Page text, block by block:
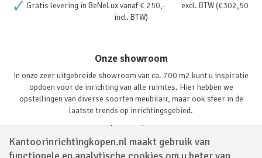
Kantoorinrichtingkopen.nl maakt gebruik van
Gratis levering in BeNeLux vanaf € 250,- excl. BTW (€302,50
incl. BTW)
Onze showroom
In onze zeer uitgebreide showroom van ca. 700 m2 kunt u inspiratie
opdoen voor de inrichting van alle ruimtes. Hier hebben we
opstellingen van diverse soorten meubilair, maar ook sfeer in de
laatste trends op inrichtingsgebied.
Lees verder